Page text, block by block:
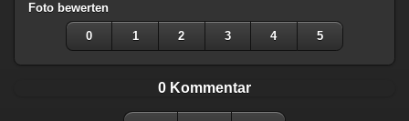
Foto bewerten
0 1 2 3 4 5
0 Kommentar